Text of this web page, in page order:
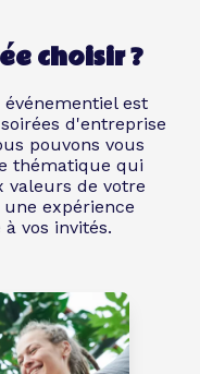
choisir ?
est
d'entreprise
pouvons vous
thématique qui
valeurs de votre
expérience
vos invités.